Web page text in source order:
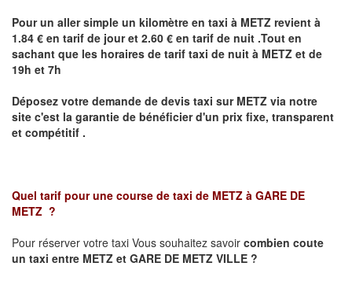
Pour un aller simple un kilomètre en taxi à METZ revient à
1.84 € en tarif de jour et 2.60 € en tarif de nuit .Tout en
sachant que les horaires de tarif taxi de nuit à METZ et de
19h et 7h
Déposez votre demande de devis taxi sur METZ via notre
site c'est la garantie de bénéficier d'un prix fixe, transparent
et compétitif .
Quel tarif pour une course de taxi de METZ à GARE DE
METZ ?
Pour réserver votre taxi Vous souhaitez savoir combien coute
un taxi entre METZ et GARE DE METZ VILLE ?